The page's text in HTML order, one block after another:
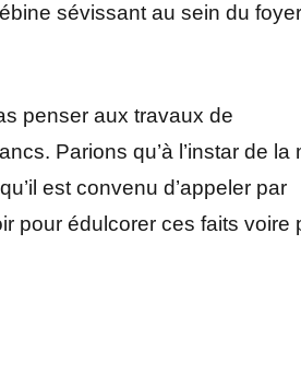
sévissant au sein du foyer
penser aux travaux de
Parions qu’à l’instar de la
est convenu d’appeler par
pour édulcorer ces faits voire